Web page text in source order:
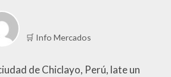
🛒 Info Mercados
de Chiclayo, Perú, late un